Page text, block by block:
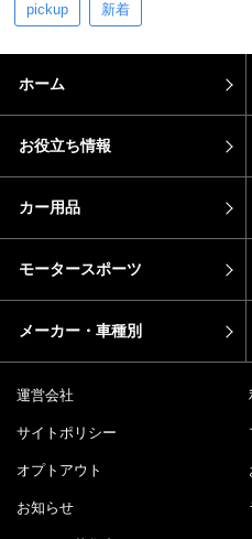
pickup 新着
ホーム
お役立ち情報
カー用品
モータースポーツ
メーカー・車種別
運営会社
サイトポリシー
オプトアウト
お知らせ